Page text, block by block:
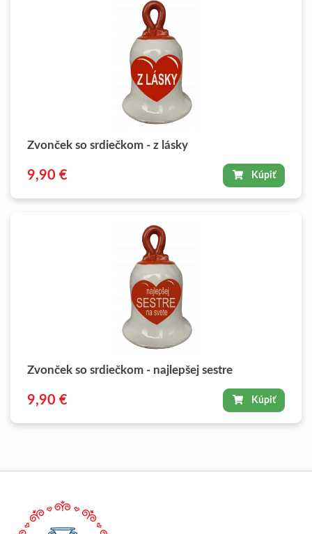
Zvonček so srdiečkom - z lásky
9,90 € Kúpiť
Zvonček so srdiečkom - najlepšej sestre
9,90 € Kúpiť